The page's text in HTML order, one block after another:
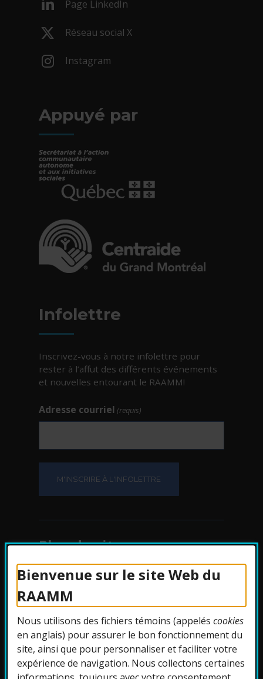
Bienvenue sur le site Web du
RAAMM
Nous utilisons des fichiers témoins (appeléscookies
en anglais) pour assurer le bon fonctionnement du
site, ainsi que pour personnaliser et faciliter votre
expérience de navigation. Nous collectons certaines
Page LinkedIn
Réseau social X
Instagram
Appuyé par
Infolettre
Inscrivez-vous à notre infolettre pour
rester à l’affut des différents événements
et nouvelles entourant le RAAMM!
Adresse courriel (requis)
Plan du site
Protection des
renseignements
Accessibilité